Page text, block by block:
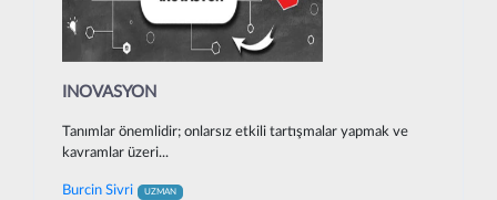
INOVASYON
Tanımlar önemlidir; onlarsız etkili tartışmalar yapmak ve
kavramlar üzeri...
Burcin Sivri UZMAN